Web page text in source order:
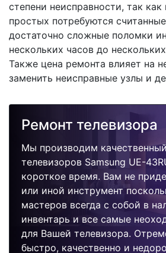
степени неисправности, так как
простых потребуются
достаточно сложные поломки
нескольких часов до
Также цена ремонта влияет на
заменить неисправные узлы и
Ремонт телевизора
Мы производим
телевизоров Samsung UE-
короткое время. Вам не
или иной инструмент
мастеров всегда с собой в
инвентарь и все самые
для Вашей телевизора.
быстро, качественно и